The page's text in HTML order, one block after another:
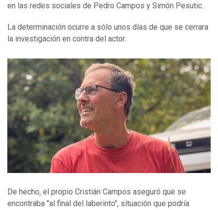
en las redes sociales de Pedro Campos y Simón Pesutic.
La determinación ocurre a sólo unos días de que se cerrara
la investigación en contra del actor.
De hecho, el propio Cristián Campos aseguró que se
encontraba "al final del laberinto", situación que podría